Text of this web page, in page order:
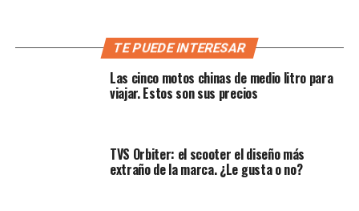
Le puede interesar:Un recuento del análisis de estas
dos máquinas | Suzuki Gixxer 250 vs Yamaha FZ25
TE PUEDE INTERESAR
Las cinco motos chinas de medio litro para
viajar. Estos son sus precios
TVS Orbiter: el scooter el diseño más
extraño de la marca. ¿Le gusta o no?